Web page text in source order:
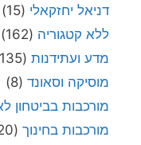
דניאל יחזקאלי (15)
ללא קטגוריה (162)
מדע ועתידנות (135)
מוסיקה וסאונד (8)
מורכבות בביטחון
מורכבות בחינוך (420)